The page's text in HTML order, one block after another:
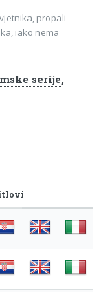
propali
iako nema
serije,